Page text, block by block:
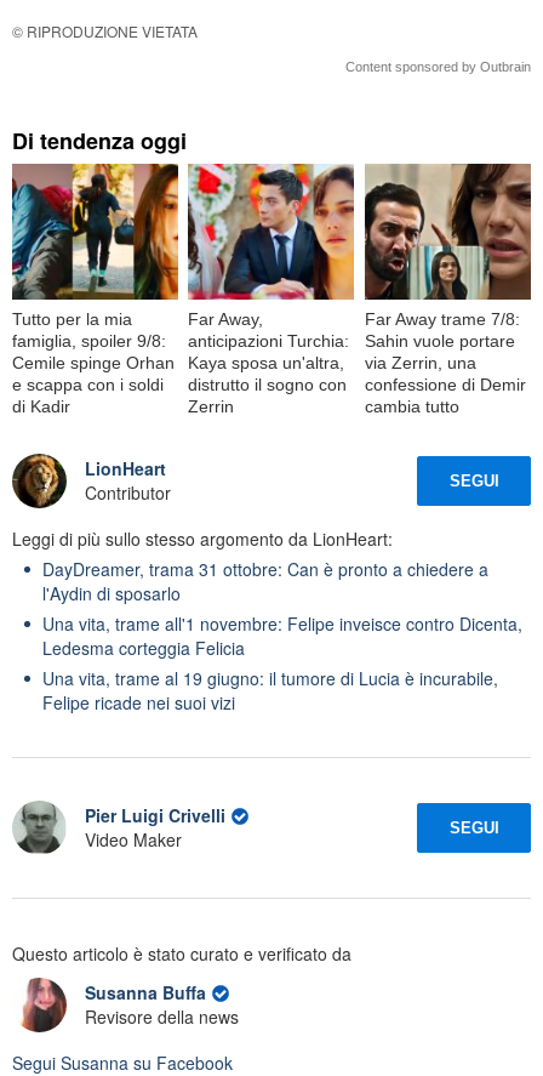
© RIPRODUZIONE VIETATA
Content sponsored by Outbrain
Di tendenza oggi
Tutto per la mia
famiglia, spoiler 9/8:
Cemile spinge Orhan
e scappa con i soldi
di Kadir
Far Away,
anticipazioni Turchia:
Kaya sposa un'altra,
distrutto il sogno con
Zerrin
Far Away trame 7/8:
Sahin vuole portare
via Zerrin, una
confessione di Demir
cambia tutto
LionHeart
Contributor
SEGUI
Leggi di più sullo stesso argomento da LionHeart:
DayDreamer, trama 31 ottobre: Can è pronto a chiedere a
l'Aydin di sposarlo
Una vita, trame all'1 novembre: Felipe inveisce contro Dicenta,
Ledesma corteggia Felicia
Una vita, trame al 19 giugno: il tumore di Lucia è incurabile,
Felipe ricade nei suoi vizi
Pier Luigi Crivelli
Video Maker
SEGUI
Questo articolo è stato curato e verificato da
Susanna Buffa
Revisore della news
Segui Susanna su Facebook